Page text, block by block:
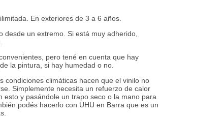
En exteriores de 3 a 6 años.
desde un extremo. Si está muy adherido,
pero tené en cuenta que hay
la pintura, si hay humedad o no.
condiciones climáticas hacen que el vinilo no
Simplemente necesita un refuerzo de calor
y pasándole un trapo seco o la mano para
podés hacerlo con UHU en Barra que es un